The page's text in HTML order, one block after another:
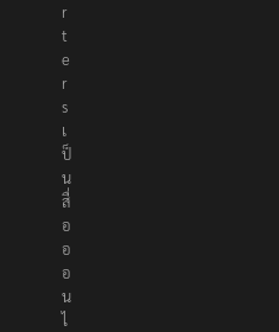
r
t
e
r
s
เ
ป็
น
สื่
อ
อ
อ
น
ไ